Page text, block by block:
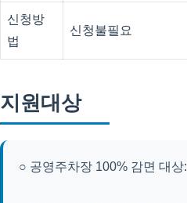
신청방
법
신청불필요
지원대상
○ 공영주차장 100% 감면 대상: